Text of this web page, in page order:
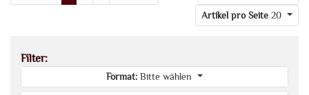
Artikel pro Seite 20
Filter:
Format: Bitte wählen